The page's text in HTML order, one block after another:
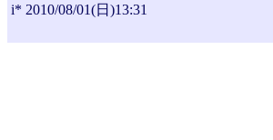
i* 2010/08/01(日)13:31